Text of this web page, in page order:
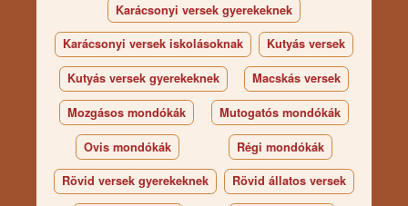
Karácsonyi versek gyerekeknek
Karácsonyi versek iskolásoknak Kutyás versek
Kutyás versek gyerekeknek Macskás versek
Mozgásos mondókák Mutogatós mondókák
Ovis mondókák Régi mondókák
Rövid versek gyerekeknek Rövid állatos versek